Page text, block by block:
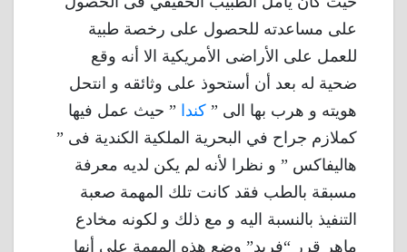
على مساعدته للحصول على رخصة طبية
للعمل على الأراضى الأمريكية الا أنه وقع
ضحية له بعد أن أستحوذ على وثائقه و انتحل
هويته و هرب بها الى ” كندا ” حيث عمل فيها
كملازم جراح في البحرية الملكية الكندية فى ”
هاليفاكس ” و نظرا لأنه لم يكن لديه معرفة
مسبقة بالطب فقد كانت تلك المهمة صعبة
التنفيذ بالنسبة اليه و مع ذلك و لكونه مخادع
ماهر قرر “فريد” وضع هذه المهمة على أنها